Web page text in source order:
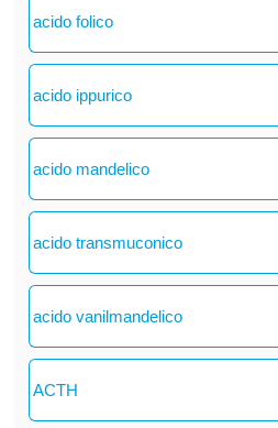
acido folico
acido ippurico
acido mandelico
acido transmuconico
acido vanilmandelico
ACTH